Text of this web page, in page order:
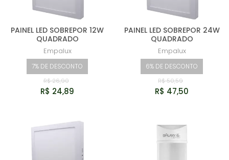
PAINEL LED SOBREPOR 12W
QUADRADO
Empalux
7% DE DESCONTO
R$ 26,90
R$ 24,89
PAINEL LED SOBREPOR 24W
QUADRADO
Empalux
6% DE DESCONTO
R$ 50,59
R$ 47,50